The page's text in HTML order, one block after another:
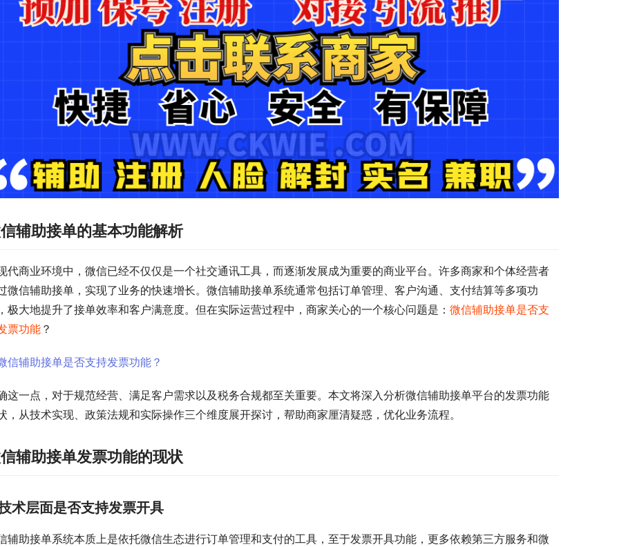
辅助接单的基本功能解析
代商业环境中，微信已经不仅仅是一个社交通讯工具，而逐渐发展成为重要的商业平台。许多商家和个体经营者
微信辅助接单，实现了业务的快速增长。微信辅助接单系统通常包括订单管理、客户沟通、支付结算等多项功
极大地提升了接单效率和客户满意度。但在实际运营过程中，商家关心的一个核心问题是： 微信辅助接单是否支
票功能 ？
这一点，对于规范经营、满足客户需求以及税务合规都至关重要。本文将深入分析微信辅助接单平台的发票功能
，从技术实现、政策法规和实际操作三个维度展开探讨，帮助商家厘清疑惑，优化业务流程。
辅助接单发票功能的现状
术层面是否支持发票开具
辅助接单系统本质上是依托微信生态进行订单管理和支付的工具，至于发票开具功能，更多依赖第三方服务和微